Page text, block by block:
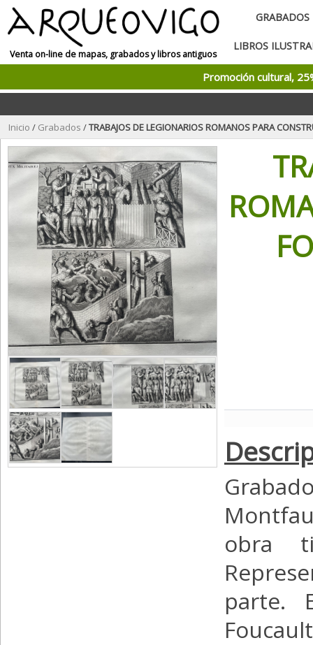
Venta on-line de mapas, grabados y libros antiguos
GRABADOS
LIBROS
Promoción cultural,
Inicio / Grabados /TRABAJOS DE LEGIONARIOS ROMANOS PARA CONSTRUIR UNA
obra
parte.